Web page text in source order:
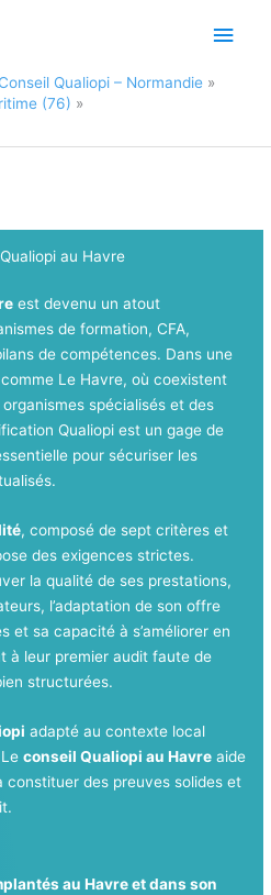
Conseil Qualiopi – Normandie
(76)
au Havre
est devenu un atout
de formation, CFA,
de compétences. Dans une
Le Havre, où coexistent
spécialisés et des
Qualiopi est un gage de
pour sécuriser les
, composé de sept critères et
des exigences strictes.
la qualité de ses prestations,
l’adaptation de son offre
et sa capacité à s’améliorer en
à leur premier audit faute de
structurées.
adapté au contexte local
Leconseil Qualiopi au Havre aide
constituer des preuves solides et
au Havre et dans son